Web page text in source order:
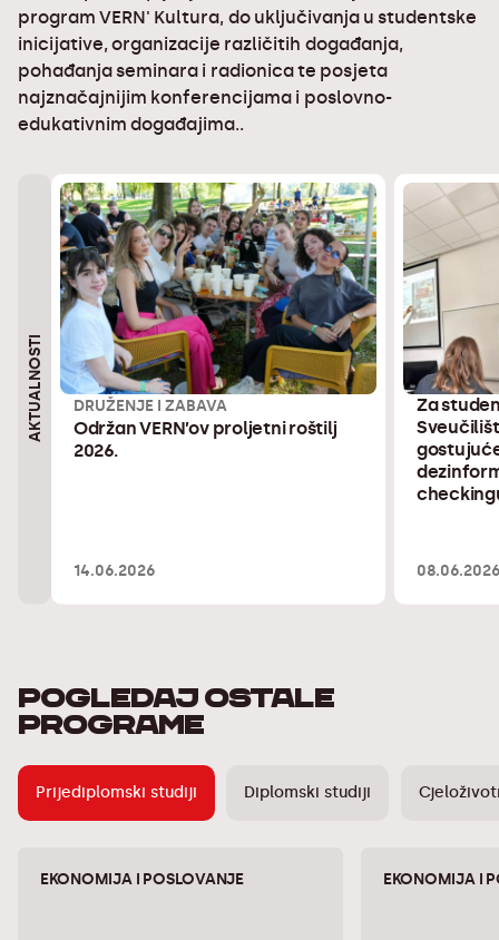
program VERN' Kultura, do uključivanja u studentske
inicijative, organizacije različitih događanja,
pohađanja seminara i radionica te posjeta
najznačajnijim konferencijama i poslovno-
edukativnim događajima..
AKTUALNOSTI DRUŽENJE I ZABAVA
Održan VERN’ov proljetni roštilj
2026.
14.06.2026
Za
POGLEDAJ OSTALE
PROGRAME
Prijediplomski studiji Diplomski studiji
EKONOMIJA I POSLOVANJE EKONOMIJA I